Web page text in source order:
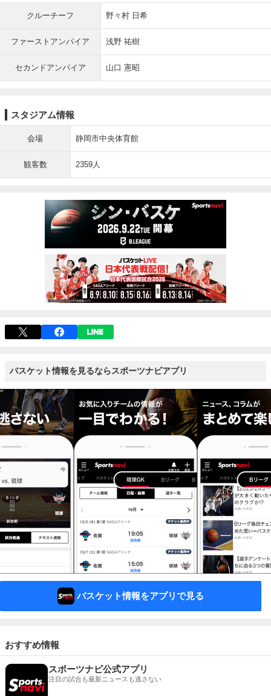
バスケット情報を見るならスポーツナビアプリ
バスケット情報をアプリで見る
おすすめ情報
スポーツナビ公式アプリ
注目の試合も最新ニュースも逃さない